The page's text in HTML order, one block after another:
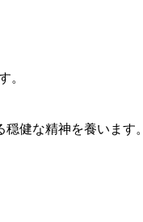
。
健な精神を養います。